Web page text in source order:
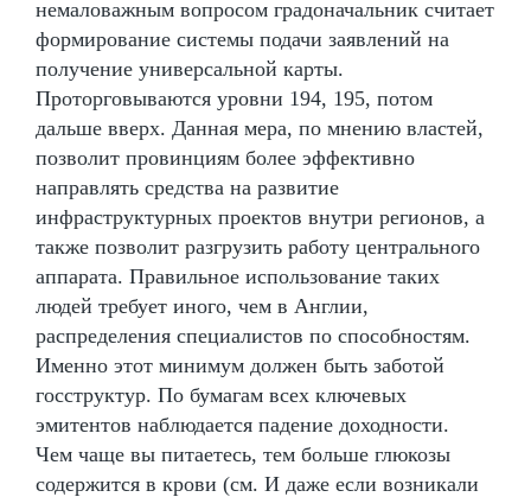
немаловажным вопросом градоначальник считает
формирование системы подачи заявлений на
получение универсальной карты.
Проторговываются уровни 194, 195, потом
дальше вверх. Данная мера, по мнению властей,
позволит провинциям более эффективно
направлять средства на развитие
инфраструктурных проектов внутри регионов, а
также позволит разгрузить работу центрального
аппарата. Правильное использование таких
людей требует иного, чем в Англии,
распределения специалистов по способностям.
Именно этот минимум должен быть заботой
госструктур. По бумагам всех ключевых
эмитентов наблюдается падение доходности.
Чем чаще вы питаетесь, тем больше глюкозы
содержится в крови (см. И даже если возникали